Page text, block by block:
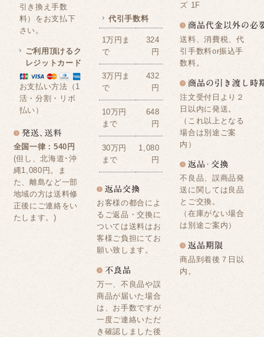
引き換え手数
料）をお支払下
さい。
ご利用頂けるク
レジットカード
お支払い方法（1
活・分割・リボ
払い）
全国一律：540円
(但し、北海道･沖
縄1,080円。ま
た、離島など一部
地域の方は送料修
正後にご連絡をい
たします。)
代引手数料
1万円ま
で
324
円
3万円ま
で
432
円
10万円
まで
648
円
30万円
まで
1,080
円
お客様の都合によ
るご返品・交換に
ついては送料はお
客様ご負担にてお
願い致します。
万一、不良品や誤
商品が届いた場合
は、お手数ですが
一度ご連絡いただ
き確認しました後
ズ 1F
送料、消費税、代
引手数料or振込手
数料。
注文受付日より２
日以内に発送。
（これ以上となる
場合は別途ご案
内）
不良品、誤商品発
送に関しては良品
とご交換。
（在庫がない場合
は別途ご案内）
商品到着後７日以
内。